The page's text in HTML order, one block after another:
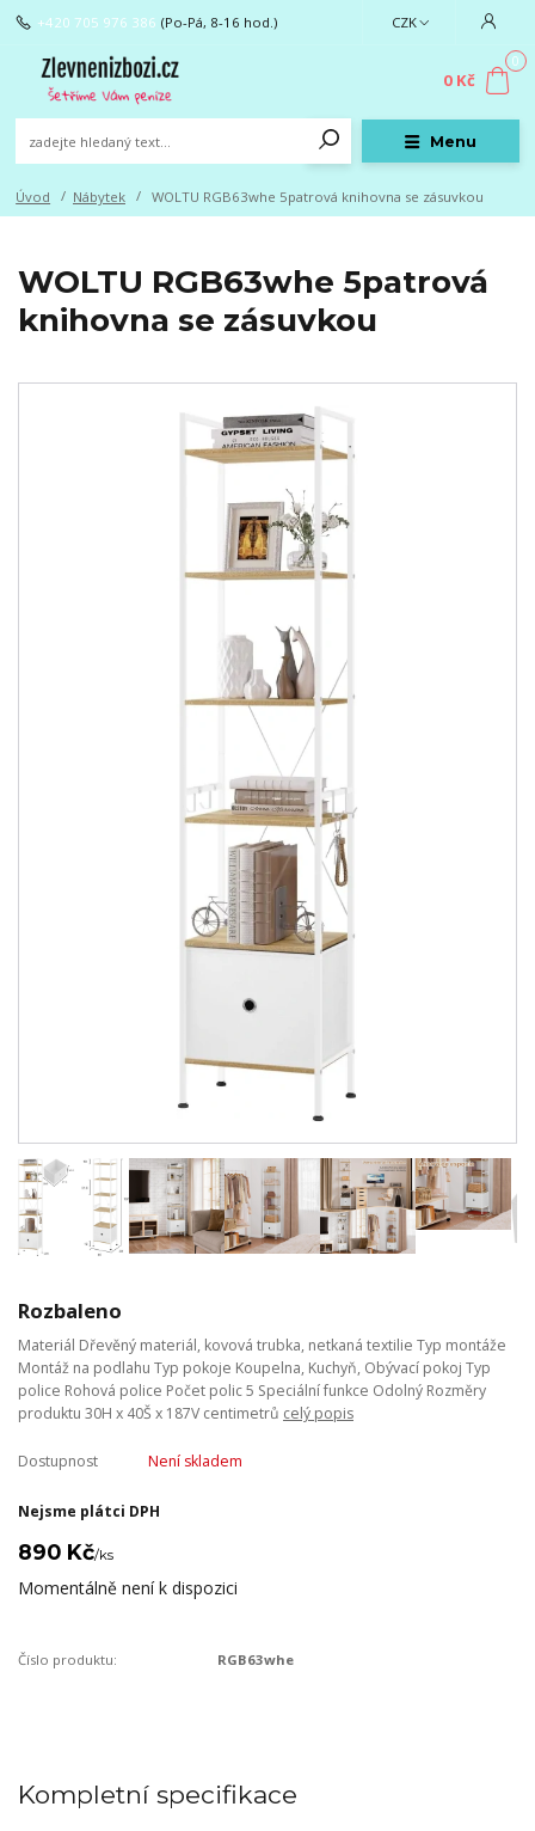
Menu
CZK
+420 705 976 386 (Po-Pá, 8-16 hod.)
0
0 Kč
Úvod Nábytek WOLTU RGB63whe 5patrová knihovna se zásuvkou
WOLTU RGB63whe 5patrová
knihovna se zásuvkou
Rozbaleno
Materiál Dřevěný materiál, kovová trubka, netkaná textilie Typ montáže
Montáž na podlahu Typ pokoje Koupelna, Kuchyň, Obývací pokoj Typ
police Rohová police Počet polic 5 Speciální funkce Odolný Rozměry
produktu 30H x 40Š x 187V centimetrů celý popis
Dostupnost Není skladem
Nejsme plátci DPH
890 Kč/ks
Momentálně není k dispozici
Číslo produktu: RGB63whe
Kompletní specifikace